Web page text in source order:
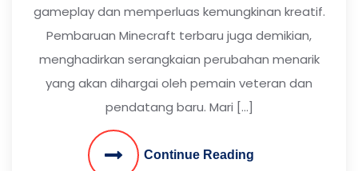
gameplay dan memperluas kemungkinan kreatif.
Pembaruan Minecraft terbaru juga demikian,
menghadirkan serangkaian perubahan menarik
yang akan dihargai oleh pemain veteran dan
pendatang baru. Mari […]
Continue Reading